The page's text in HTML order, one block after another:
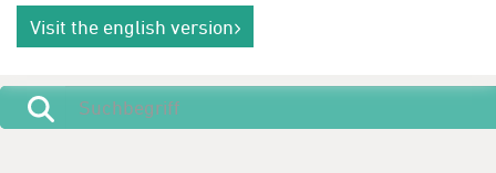
Medizintechnik. Wir freuen uns auf Ihren Besuch in
Galway.
Visit the english version